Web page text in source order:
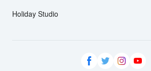
Holiday Studio